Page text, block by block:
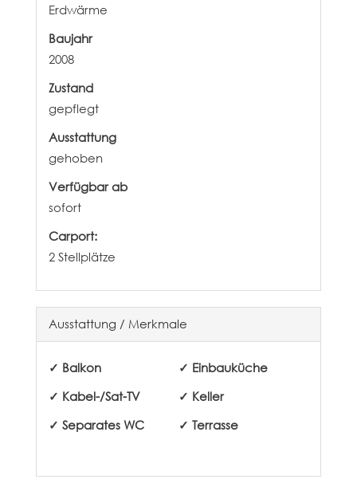
Erdwärme
Baujahr
2008
Zustand
gepflegt
Ausstattung
gehoben
Verfügbar ab
sofort
Carport:
2 Stellplätze
Ausstattung / Merkmale
✓ Balkon
✓ Einbauküche
✓ Kabel-/Sat-TV
✓ Keller
✓ Separates WC
✓ Terrasse